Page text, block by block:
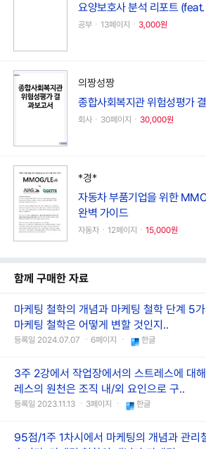
요양보호사 분석 리포트
공부ㆍ13페이지ㆍ 3,000원
의짱성짱
종합사회복지관 위험성평가
회사ㆍ30페이지ㆍ 30,000원
*경*
자동차 부품기업을 위한
완벽 가이드
자동차ㆍ12페이지ㆍ 15,000원
함께 구매한 자료
마케팅 철학의 개념과 마케팅 철학 단계 5
마케팅 철학은 어떻게 변할 것인지..
등록일 2024.07.07 ㆍ6페이지 ㆍ 한글
3주 2강에서 작업장에서의 스트레스에 대
레스의 원천은 조직 내/외 요인으로 구..
등록일 2023.11.13 ㆍ3페이지 ㆍ 한글
95점/1주 1차시에서 마케팅의 개념과 관리